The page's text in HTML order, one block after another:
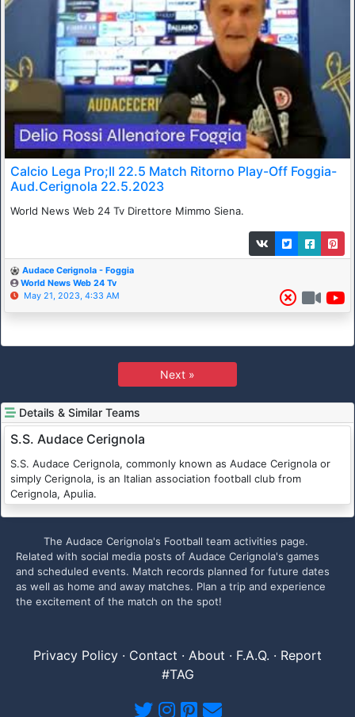
Calcio Lega Pro;Il 22.5 Match Ritorno Play-Off Foggia-
Aud.Cerignola 22.5.2023
World News Web 24 Tv Direttore Mimmo Siena.
Audace Cerignola - Foggia
World News Web 24 Tv
May 21, 2023, 4:33 AM
Next »
Details & Similar Teams
S.S. Audace Cerignola
S.S. Audace Cerignola, commonly known as Audace Cerignola or
simply Cerignola, is an Italian association football club from
Cerignola, Apulia.
The Audace Cerignola's Football team activities page.
Related with social media posts of Audace Cerignola's games
and scheduled events. Match records planned for future dates
as well as home and away matches. Plan a trip and experience
the excitement of the match on the spot!
Privacy Policy · Contact · About · F.A.Q. · Report
#TAG